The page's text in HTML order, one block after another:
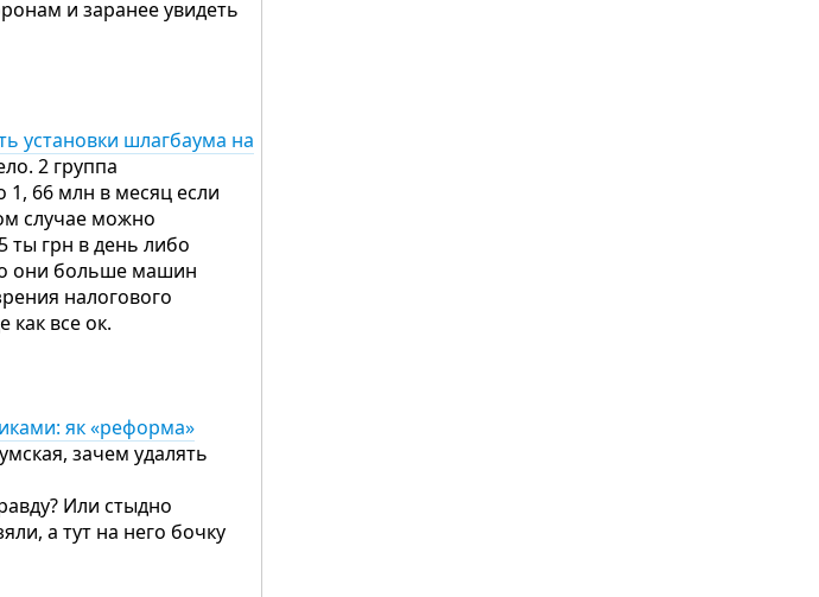
и заранее увидеть
установки шлагбаума на
2 группа
1, 66 млн в месяц если
случае можно
ты грн в день либо
они больше машин
налогового
как все ок.
як «реформа»
зачем удалять
Или стыдно
а тут на него бочку